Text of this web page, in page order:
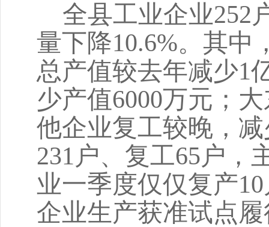
全县工业企业252
量下降10.6%。其中
总产值较去年减少1
少产值6000万元；
他企业复工较晚，
231户、复工65户，
业一季度仅仅复产
企业生产获准试点